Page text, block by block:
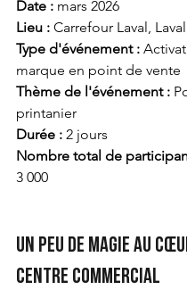
Date : mars 2026
Lieu : Carrefour Laval,
Type d'événement :
marque en point de vente
Thème de l'événement :
printanier
Durée : 2 jours
Nombre total de
3 000
Un peu de magie au
centre commercial